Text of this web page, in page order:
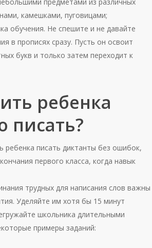
камешками, пуговицами;
обучения. Не спешите и не давайте
в прописях сразу. Пусть он освоит
букв и только затем переходит к
ребенка
писать?
ребенка писать диктанты без ошибок,
первого класса, когда навык
трудных для написания слов важны
Уделяйте им хотя бы 15 минут
школьника длительными
примеры заданий: